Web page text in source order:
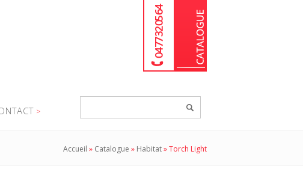
04 77 32 05 64
Accueil » Catalogue » Habitat»Torch Light